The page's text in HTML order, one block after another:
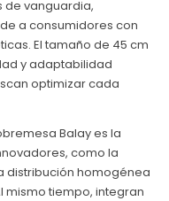
vanguardia,
a consumidores con
El tamaño de 45 cm
y adaptabilidad
optimizar cada
Balay es la
como la
distribución homogénea
mismo tiempo, integran